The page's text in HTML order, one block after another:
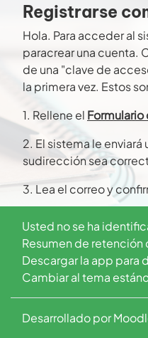
Registrarse
Hola. Para acceder al
paracrear una cuenta.
de una "clave de
la primera vez. Estos
1. Rellene el
2. El sistema le
sudirección sea
3. Lea el correo y
acceder alcurso.
5. Seleccione el curso
facilitaron cuando
Usted no se ha
Resumen de retención
Descargar la app para
Cambiar al tema
Desarrollado por